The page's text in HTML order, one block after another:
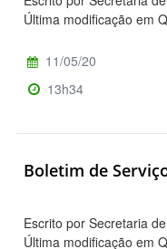
Última modificação em
11/05/20
13h34
Boletim de
Escrito por Secretaria
Última modificação em